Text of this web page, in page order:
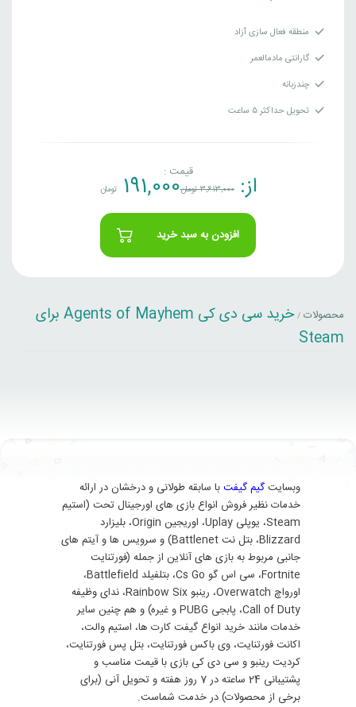
منطقه فعال سازی آزاد
گارانتی مادمالعمر
چندزبانه
تحویل حداکثر ۵ ساعت
قیمت : از:3,613,000تومان191,000 تومان
افزودن به سبد خرید
محصولات /
خرید سی دی کی Agents of Mayhem برای
Steam
وبسایت گیم گیفتبا سابقه طولانی و درخشان در ارائه
خدمات نظیر فروش انواع بازی های اورجینال تحت (استیم
Steam، یوپلی Uplay، اوریجین Origin، بلیزارد
Blizzard، بتل نت Battlenet) و سرویس ها و آیتم های
جانبی مربوط به بازی های آنلاین از جمله (فورتنایت
Fortnite، سی اس گو Cs Go، بتلفیلد Battlefield،
اورواچ Overwatch، رینبو Rainbow Six، ندای وظیفه
Call of Duty، پابجی PUBG و غیره) و هم چنین سایر
خدمات مانند خرید انواع گیفت کارت ها، استیم والت،
اکانت فورتنایت، وی باکس فورتنایت، بتل پس فورتنایت،
کردیت رینبو و سی دی کی بازی با قیمت مناسب و
پشتیبانی 24 ساعته در 7 روز هفته و تحویل آنی (برای
برخی از محصولات) در خدمت شماست.